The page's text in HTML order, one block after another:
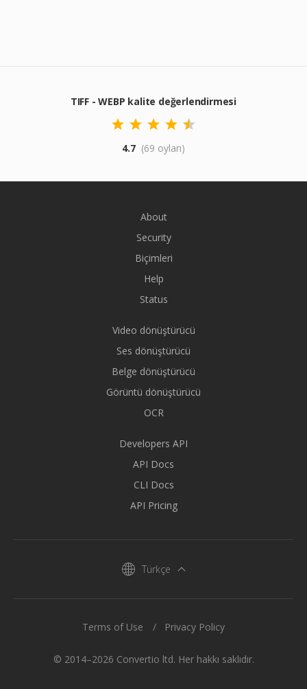
TIFF - WEBP kalite değerlendirmesi
4.7 (69 oyları)
About
Security
Biçimleri
Help
Status
Video dönüştürücü
Ses dönüştürücü
Belge dönüştürücü
Görüntü dönüştürücü
OCR
Developers API
API Docs
CLI Docs
API Pricing
Türkçe
© 2014–2026 Convertio ltd. Her hakkı saklıdır.
Terms of Use Privacy Policy